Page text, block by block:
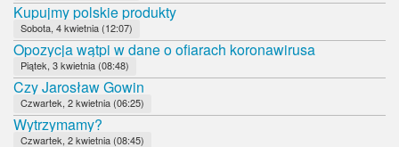
Kupujmy polskie produkty
Sobota, 4 kwietnia (12:07)
Opozycja wątpi w dane o ofiarach koronawirusa
Piątek, 3 kwietnia (08:48)
Czy Jarosław Gowin
Czwartek, 2 kwietnia (06:25)
Wytrzymamy?
Czwartek, 2 kwietnia (08:45)